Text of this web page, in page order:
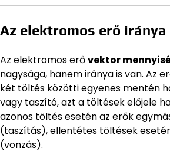
Az elektromos erő
Az elektromos erővektor
nagysága, hanem iránya is van. Az
két töltés közötti egyenes mentén
vagy taszító, azt a töltések előjele
azonos töltés esetén az erők
(taszítás), ellentétes töltések
(vonzás).